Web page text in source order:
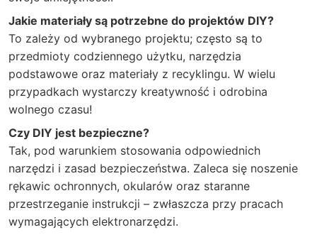
Jakie materiały są potrzebne do projektów DIY?
To zależy od wybranego projektu; często są to
przedmioty codziennego użytku, narzędzia
podstawowe oraz materiały z recyklingu. W wielu
przypadkach wystarczy kreatywność i odrobina
wolnego czasu!
Czy DIY jest bezpieczne?
Tak, pod warunkiem stosowania odpowiednich
narzędzi i zasad bezpieczeństwa. Zaleca się noszenie
rękawic ochronnych, okularów oraz staranne
przestrzeganie instrukcji – zwłaszcza przy pracach
wymagających elektronarzędzi.